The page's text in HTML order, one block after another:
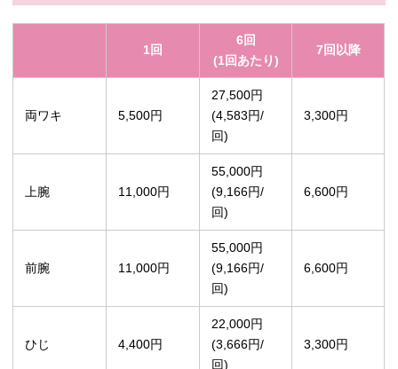
1回
6回
(1回あたり)
7回以降
両ワキ 5,500円
27,500円
(4,583円/
回)
3,300円
上腕 11,000円
55,000円
(9,166円/
回)
6,600円
前腕 11,000円
55,000円
(9,166円/
回)
6,600円
ひじ 4,400円
22,000円
(3,666円/
回)
3,300円